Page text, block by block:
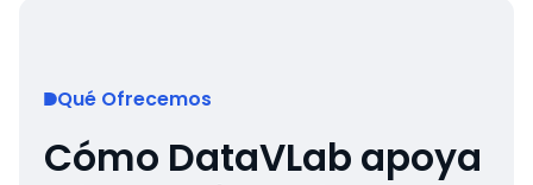
Qué Ofrecemos
Cómo DataVLab apoya